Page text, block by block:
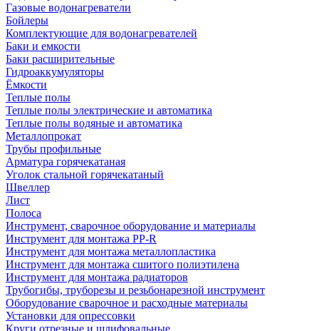
Газовые водонагреватели
Бойлеры
Комплектующие для водонагревателей
Баки и емкости
Баки расширительные
Гидроаккумуляторы
Ёмкости
Теплые полы
Теплые полы электрические и автоматика
Теплые полы водяные и автоматика
Металлопрокат
Трубы профильные
Арматура горячекатаная
Уголок стальной горячекатаный
Швеллер
Лист
Полоса
Инструмент, сварочное оборудование и материалы
Инструмент для монтажа PP-R
Инструмент для монтажа металлопластика
Инструмент для монтажа сшитого полиэтилена
Инструмент для монтажа радиаторов
Трубогибы, труборезы и резьбонарезной инструмент
Оборудование сварочное и расходные материалы
Установки для опрессовки
Круги отрезные и шлифовальные